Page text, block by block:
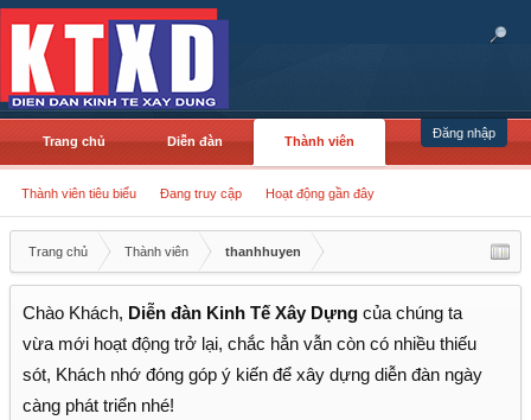
Đăng nhập
Trang chủ Diễn đàn Thành viên
Thành viên tiêu biểu Đang truy cập Hoạt động gần đây
Trang chủ Thành viên thanhhuyen
Chào Khách, Diễn đàn Kinh Tế Xây Dựng của chúng ta
vừa mới hoạt động trở lại, chắc hẳn vẫn còn có nhiều thiếu
sót, Khách nhớ đóng góp ý kiến để xây dựng diễn đàn ngày
càng phát triển nhé!